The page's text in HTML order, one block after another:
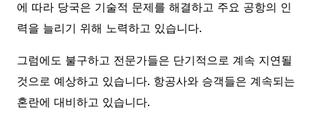
에 따라 당국은 기술적 문제를 해결하고 주요 공항의 인
력을 늘리기 위해 노력하고 있습니다.
그럼에도 불구하고 전문가들은 단기적으로 계속 지연될
것으로 예상하고 있습니다. 항공사와 승객들은 계속되는
혼란에 대비하고 있습니다.